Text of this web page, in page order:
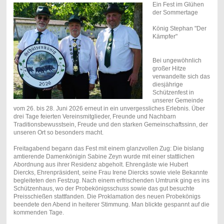
Ein Fest im Glühen
der Sommertage
König Stephan "Der
Kämpfer"
Bei ungewöhnlich
großer Hitze
verwandelte sich das
diesjährige
Schützenfest in
unserer Gemeinde
vom 26. bis 28. Juni 2026 erneut in ein unvergessliches Erlebnis. Über
drei Tage feierten Vereinsmitglieder, Freunde und Nachbarn
Traditionsbewusstsein, Freude und den starken Gemeinschaftssinn, der
unseren Ort so besonders macht.
Freitagabend begann das Fest mit einem glanzvollen Zug: Die bislang
amtierende Damenkönigin Sabine Zeyn wurde mit einer stattlichen
Abordnung aus ihrer Residenz abgeholt. Ehrengäste wie Hubert
Diercks, Ehrenpräsident, seine Frau Irene Diercks sowie viele Bekannte
begleiteten den Festzug. Nach einem erfrischenden Umtrunk ging es ins
Schützenhaus, wo der Probekönigsschuss sowie das gut besuchte
Preisschießen stattfanden. Die Proklamation des neuen Probekönigs
beendete den Abend in heiterer Stimmung. Man blickte gespannt auf die
kommenden Tage.